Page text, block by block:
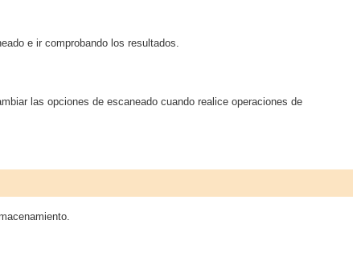
e ir comprobando los resultados.
las opciones de escaneado cuando realice operaciones de